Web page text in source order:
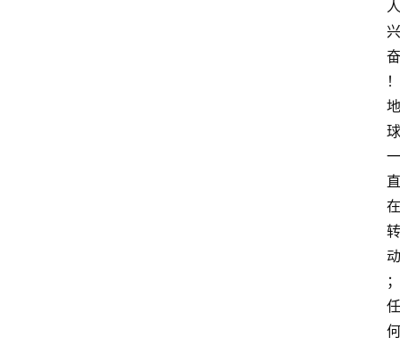
人
兴
奋
！
地
球
一
直
在
转
动
；
任
何